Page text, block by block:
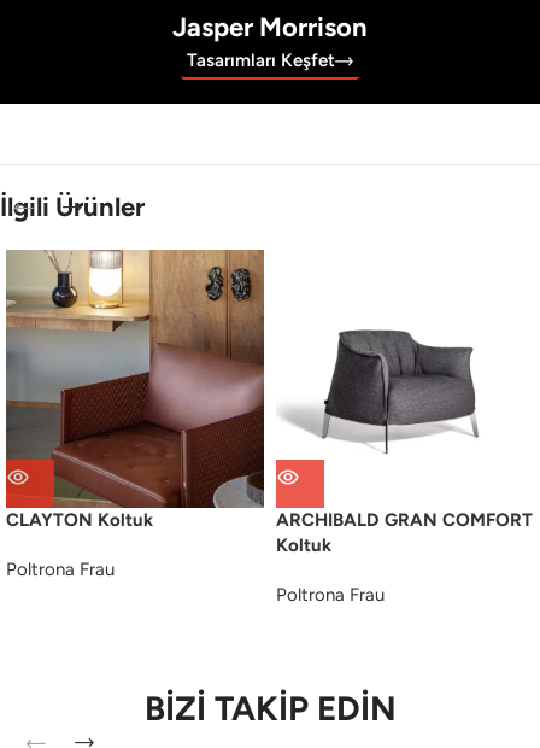
Jasper Morrison
Tasarımları Keşfet
İlgili Ürünler
CLAYTON Koltuk
Poltrona Frau
ARCHIBALD GRAN COMFORT
Koltuk
Poltrona Frau
BİZİ TAKİP EDİN